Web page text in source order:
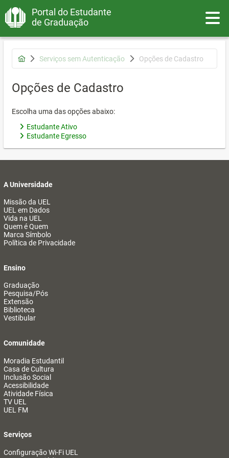
Portal do Estudante
de Graduação
Serviços sem Autenticação Opções de Cadastro
Opções de Cadastro
Escolha uma das opções abaixo:
Estudante Ativo
Estudante Egresso
A Universidade
Missão da UEL
UEL em Dados
Vida na UEL
Quem é Quem
Marca Símbolo
Política de Privacidade
Ensino
Graduação
Pesquisa/Pós
Extensão
Biblioteca
Vestibular
Comunidade
Moradia Estudantil
Casa de Cultura
Inclusão Social
Acessibilidade
Atividade Física
TV UEL
UEL FM
Serviços
Configuração Wi-Fi UEL